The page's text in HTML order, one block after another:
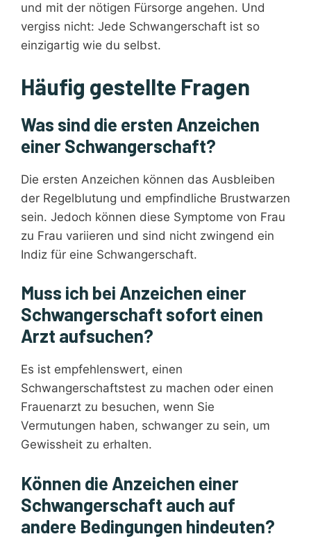
und mit der nötigen Fürsorge angehen. Und
vergiss nicht: Jede Schwangerschaft ist so
einzigartig wie du selbst.
Häufig gestellte Fragen
Was sind die ersten Anzeichen
einer Schwangerschaft?
Die ersten Anzeichen können das Ausbleiben
der Regelblutung und empfindliche Brustwarzen
sein. Jedoch können diese Symptome von Frau
zu Frau variieren und sind nicht zwingend ein
Indiz für eine Schwangerschaft.
Muss ich bei Anzeichen einer
Schwangerschaft sofort einen
Arzt aufsuchen?
Es ist empfehlenswert, einen
Schwangerschaftstest zu machen oder einen
Frauenarzt zu besuchen, wenn Sie
Vermutungen haben, schwanger zu sein, um
Gewissheit zu erhalten.
Können die Anzeichen einer
Schwangerschaft auch auf
andere Bedingungen hindeuten?